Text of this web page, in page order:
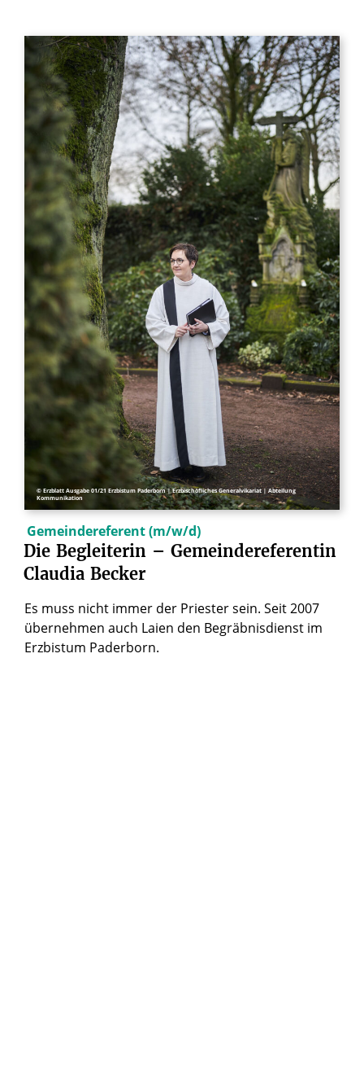
© Erzblatt Ausgabe 01/21 Erzbistum Paderborn | Erzbischöfliches Generalvikariat | Abteilung
Kommunikation
Gemeindereferent (m/w/d)
Die Begleiterin – Gemeindereferentin
Claudia Becker
Es muss nicht immer der Priester sein. Seit 2007
übernehmen auch Laien den Begräbnisdienst im
Erzbistum Paderborn.